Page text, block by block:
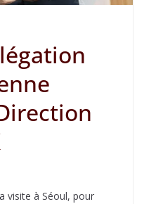
visite à Séoul, pour